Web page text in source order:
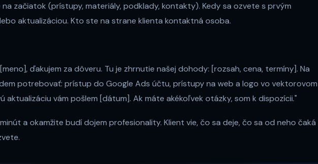
začiatok (prístupy, materiály, podklady, kontakty). Kedy sa ozvete s prvým
aktualizáciou. Kto ste na strane klienta kontaktná osoba.
ďakujem za dôveru. Tu je zhrnutie našej dohody: [rozsah, cena, termíny]. Na
potrebovať: prístup do Google Ads účtu, prístupy na web a logo vo vektorovom
aktualizáciu vám pošlem [dátum]. Ak máte akékoľvek otázky, som k dispozícii."
a okamžite budí dojem profesionality. Klient vie, čo sa deje, čo sa od neho čaká